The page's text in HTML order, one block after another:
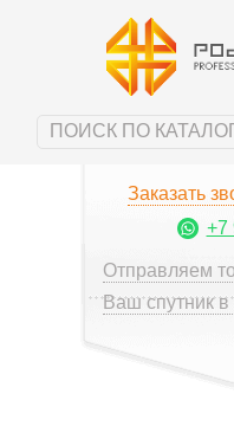
Заказать
+7
Отправляем
Ваш спутник в